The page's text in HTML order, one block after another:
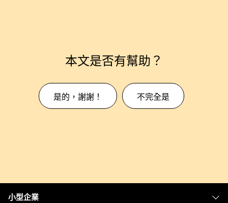
本文是否有幫助？
是的，謝謝！ 不完全是
小型企業